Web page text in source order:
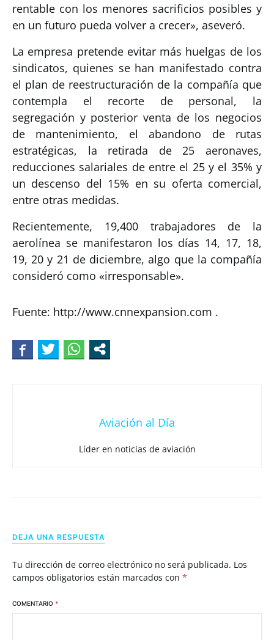
rentable con los menores sacrificios posibles y
en un futuro pueda volver a crecer», aseveró.
La empresa pretende evitar más huelgas de los
sindicatos, quienes se han manifestado contra
el plan de reestructuración de la compañía que
contempla el recorte de personal, la
segregación y posterior venta de los negocios
de mantenimiento, el abandono de rutas
estratégicas, la retirada de 25 aeronaves,
reducciones salariales de entre el 25 y el 35% y
un descenso del 15% en su oferta comercial,
entre otras medidas.
Recientemente, 19,400 trabajadores de la
aerolínea se manifestaron los días 14, 17, 18,
19, 20 y 21 de diciembre, algo que la compañía
consideró como «irresponsable».
Fuente: http://www.cnnexpansion.com .
Aviación al Día
Líder en noticias de aviación
DEJA UNA RESPUESTA
Tu dirección de correo electrónico no será publicada. Los
campos obligatorios están marcados con *
COMENTARIO *